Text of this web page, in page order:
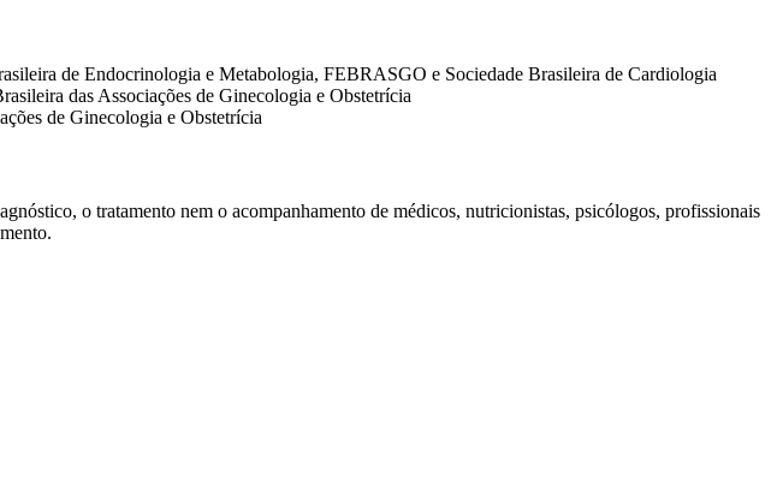
de Endocrinologia e Metabologia, FEBRASGO e Sociedade Brasileira de Cardiologia
das Associações de Ginecologia e Obstetrícia
de Ginecologia e Obstetrícia
o tratamento nem o acompanhamento de médicos, nutricionistas, psicólogos, profissionais